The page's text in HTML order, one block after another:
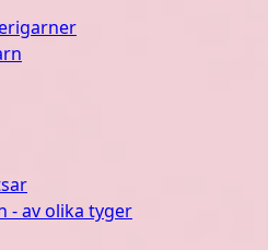
- av olika tyger